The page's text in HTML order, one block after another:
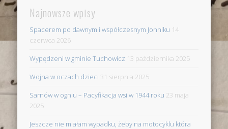
Najnowsze wpisy
Spacerem po dawnym i współczesnym Jonniku 14
czerwca 2026
Wypędzeni w gminie Tuchowicz 13 października 2025
Wojna w oczach dzieci 31 sierpnia 2025
Sarnów w ogniu – Pacyfikacja wsi w 1944 roku 23 maja
2025
Jeszcze nie miałam wypadku, żeby na motocyklu która